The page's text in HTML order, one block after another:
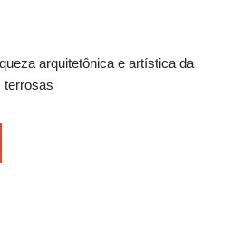
arquitetônica e artística da
terrosas